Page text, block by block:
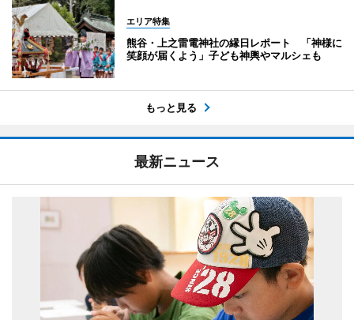
エリア特集
熊谷・上之雷電神社の縁日レポート 「神様に
笑顔が届くよう」子ども神輿やマルシェも
もっと見る
最新ニュース